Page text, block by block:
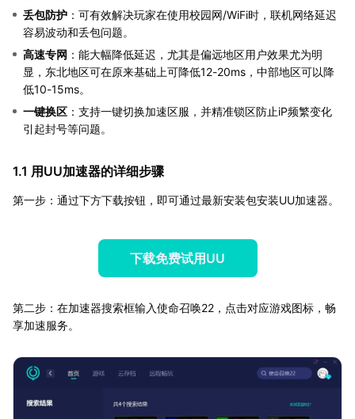
丢包防护 ：可有效解决玩家在使用校园网/WiFi时，联机网络延迟
容易波动和丢包问题。
高速专网 ：能大幅降低延迟，尤其是偏远地区用户效果尤为明
显，东北地区可在原来基础上可降低12-20ms，中部地区可以降
低10-15ms。
一键换区 ：支持一键切换加速区服，并精准锁区防止iP频繁变化
引起封号等问题。
1.1 用UU加速器的详细步骤
第一步：通过下方下载按钮，即可通过最新安装包安装UU加速器。
下载免费试用UU
第二步：在加速器搜索框输入使命召唤22，点击对应游戏图标，畅
享加速服务。